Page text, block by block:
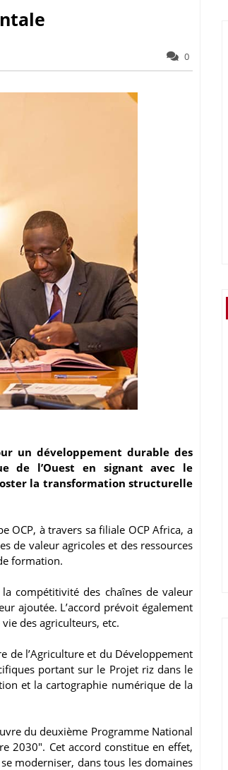
0
un développement durable des
de l’Ouest en signant avec le
la transformation structurelle
OCP, à travers sa filiale OCP Africa, a
de valeur agricoles et des ressources
formation.
compétitivité des chaînes de valeur
ajoutée. L’accord prévoit également
des agriculteurs, etc.
de l’Agriculture et du Développement
portant sur le Projet riz dans le
et la cartographie numérique de la
du deuxième Programme National
2030". Cet accord constitue en effet,
moderniser, dans tous les domaines